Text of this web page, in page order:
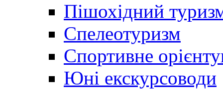
Пішохідний
Спелеотуризм
Спортивне
Юні екскурсоводи